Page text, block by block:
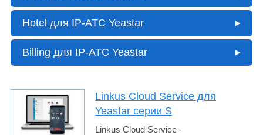
Hotel для IP-АТС Yeastar
Billing для IP-АТС Yeastar
Linkus Cloud Service для
Yeastar серии S
Linkus Cloud Service -